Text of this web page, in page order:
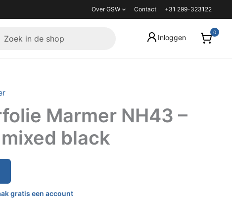
Over GSW Contact +31 299-323122
Inloggen
Marmer NH43 –
black
gratis een account